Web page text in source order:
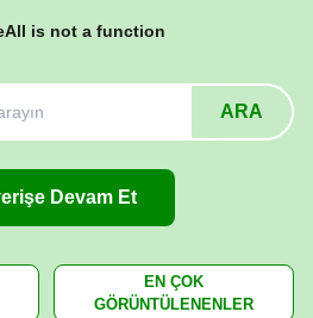
is not a function
ARA
Devam Et
EN ÇOK
GÖRÜNTÜLENENLER